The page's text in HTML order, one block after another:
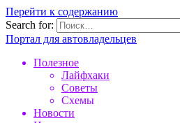
Перейти к содержанию
Search for:
Портал для автовладельцев
Полезное
Лайфхаки
Советы
Схемы
Новости